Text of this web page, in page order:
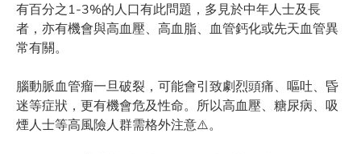
有百分之1-3%的人口有此問題，多見於中年人士及長
者，亦有機會與高血壓、高血脂、血管鈣化或先天血管異
常有關。
腦動脈血管瘤一旦破裂，可能會引致劇烈頭痛、嘔吐、昏
迷等症狀，更有機會危及性命。所以高血壓、糖尿病、吸
煙人士等高風險人群需格外注意⚠️。